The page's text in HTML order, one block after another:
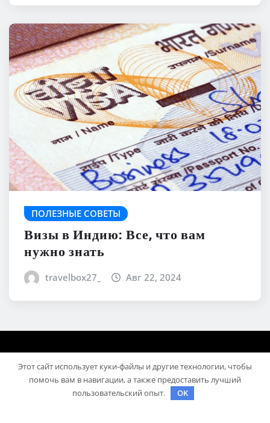
ПОЛЕЗНЫЕ СОВЕТЫ
Визы в Индию: Все, что вам
нужно знать
travelbox27_ Авг 22, 2024
Этот сайт использует куки-файлы и другие технологии, чтобы
помочь вам в навигации, а также предоставить лучший
пользовательский опыт.
OK